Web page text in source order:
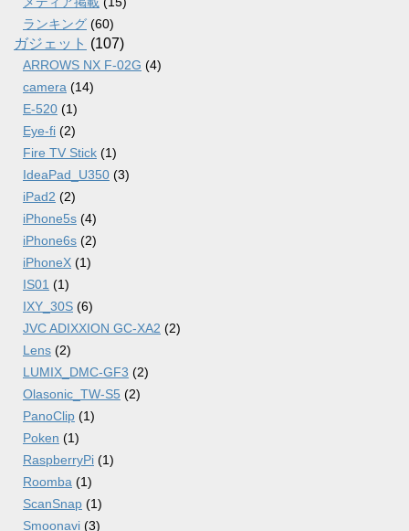
ランキング (60)
ガジェット (107)
ARROWS NX F-02G (4)
camera (14)
E-520 (1)
Eye-fi (2)
Fire TV Stick (1)
IdeaPad_U350 (3)
iPad2 (2)
iPhone5s (4)
iPhone6s (2)
iPhoneX (1)
IS01 (1)
IXY_30S (6)
JVC ADIXXION GC-XA2 (2)
Lens (2)
LUMIX_DMC-GF3 (2)
Olasonic_TW-S5 (2)
PanoClip (1)
Poken (1)
RaspberryPi (1)
Roomba (1)
ScanSnap (1)
Smoonavi (3)